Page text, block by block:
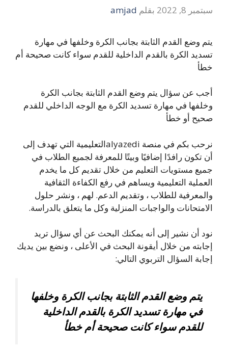
سبتمبر 8, 2022 بقلم amjad
يتم وضع القدم الثابتة بجانب الكرة وخلفها في مهارة
تسديد الكرة بالقدم الداخلية للقدم سواء كانت صحيحة أم
خطأ
أجب عن سؤال يتم وضع القدم الثابتة بجانب الكرة
وخلفها في مهارة تسديد الكرة مع الوجه الداخلي للقدم
صحيح أو خطأ
نرحب بكم في منصة alyazediالتعليمية التي تهدف إلى
أن تكون رافدًا إضافيًا وبيتًا للمعرفة لجميع الطلاب في
جميع مستويات التعليم من خلال تقديم كل ما يخدم
العملية التعليمية ويساهم في رفع الكفاءة الثقافية
والمعرفية للطلاب ، وتقديم الدعم. لهم ، ونشر حلول
الامتحانات والواجبات المنزلية وكل ما يتعلق بالدراسة.
نود أن نشير إلى أنه يمكنك البحث عن أي سؤال تريد
إجابته من خلال أيقونة البحث في الأعلى ، ونضع بين يديك
إجابة السؤال التربوي التالي:
يتم وضع القدم الثابتة بجانب الكرة وخلفها
في مهارة تسديد الكرة بالقدم الداخلية
للقدم سواء كانت صحيحة أم خطأ